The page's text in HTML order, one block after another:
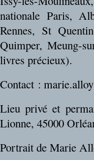
nationale Paris,
Rennes, St
Quimper, Meung-
livres précieux).
Contact :
Lieu privé et
Lionne, 45000
Portrait de Marie